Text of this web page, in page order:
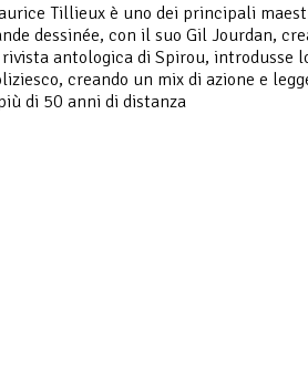
Tillieux è uno dei principali
dessinée, con il suo Gil Jourdan,
antologica di Spirou, introdusse
creando un mix di azione e
di 50 anni di distanza